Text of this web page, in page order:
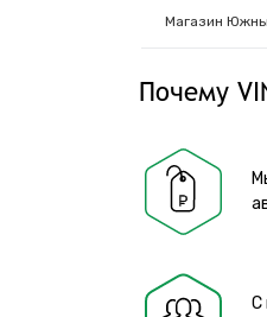
Магазин
Почему
С